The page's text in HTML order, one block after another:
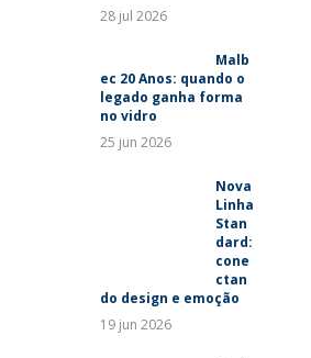
28 jul 2026
Malb
ec 20 Anos: quando o
legado ganha forma
no vidro
25 jun 2026
Nova
Linha
Stan
dard:
cone
ctan
do design e emoção
19 jun 2026